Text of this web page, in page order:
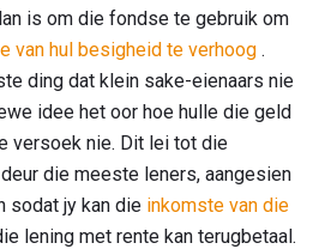
is om die fondse te gebruik om
van hul besigheid te verhoog .
ding dat klein sake-eienaars nie
idee het oor hoe hulle die geld
versoek nie. Dit lei tot die
die meeste leners, aangesien
sodat jy kan die inkomste van die
lening met rente kan terugbetaal.